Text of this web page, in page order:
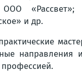
ООО
и др.
направления